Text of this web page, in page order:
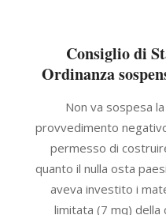
Consiglio di
Ordinanza
01
Non va sospesa
provvedimento
permesso di
quanto il nulla osta
aveva investito i
limitata (7 mq) della